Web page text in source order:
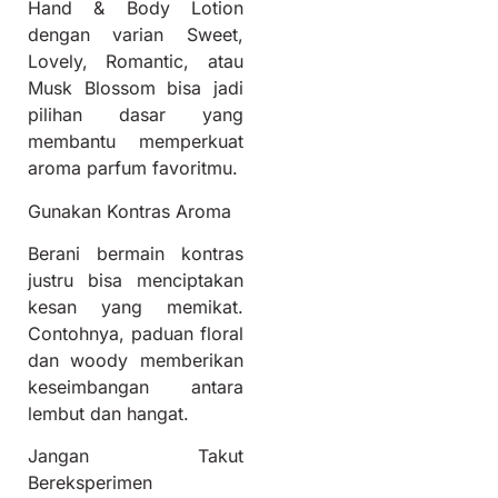
Hand & Body Lotion
dengan varian Sweet,
Lovely, Romantic, atau
Musk Blossom bisa jadi
pilihan dasar yang
membantu memperkuat
aroma parfum favoritmu.
Gunakan Kontras Aroma
Berani bermain kontras
justru bisa menciptakan
kesan yang memikat.
Contohnya, paduan floral
dan woody memberikan
keseimbangan antara
lembut dan hangat.
Jangan Takut
Bereksperimen